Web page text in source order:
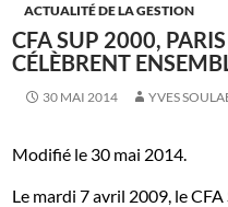
ACTUALITÉ DE LA GESTION
CFA SUP 2000,
CÉLÈBRENT
30 MAI 2014 YVES
Modifié le 30 mai 2014.
Le mardi 7 avril 2009, le